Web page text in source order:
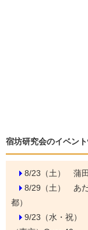
宿坊研究会のイベン
8/23（土） 蒲
8/29（土） あ
都）
9/23（水・祝）